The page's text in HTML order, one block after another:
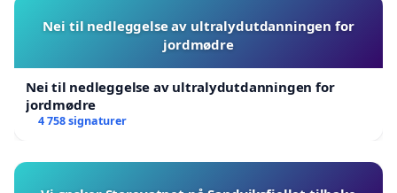
Nei til nedleggelse av ultralydutdanningen for
jordmødre
Nei til nedleggelse av ultralydutdanningen for
jordmødre
4 758 signaturer